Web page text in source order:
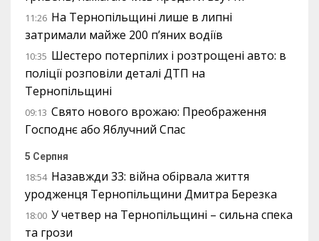
11:26 На Тернопільщині лише в липні
затримали майже 200 п’яних водіїв
10:35 Шестеро потерпілих і розтрощені авто: в
поліції розповіли деталі ДТП на
Тернопільщині
09:13 Свято нового врожаю: Преображення
Господнє або Яблучний Спас
5 Серпня
18:54 Назавжди 33: війна обірвала життя
уродженця Тернопільщини Дмитра Березка
18:00 У четвер на Тернопільщині – сильна спека
та грози